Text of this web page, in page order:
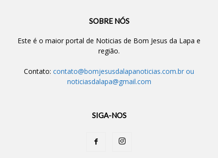
SOBRE NÓS
Este é o maior portal de Noticias de Bom Jesus da Lapa e
região.
Contato: contato@bomjesusdalapanoticias.com.br ou
noticiasdalapa@gmail.com
SIGA-NOS